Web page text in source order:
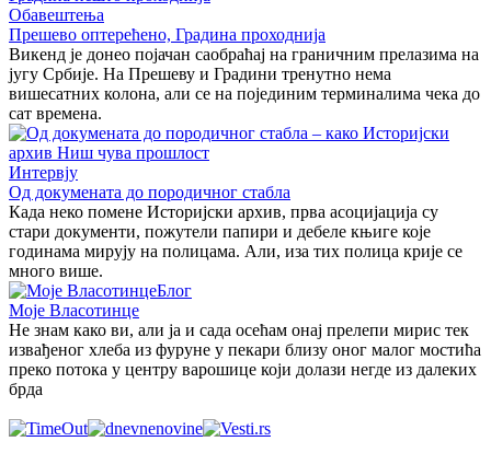
Обавештења
Прешево оптерећено, Градина проходнија
Викенд је донео појачан саобраћај на граничним прелазима на
југу Србије. На Прешеву и Градини тренутно нема
вишесатних колона, али се на појединим терминалима чека до
сат времена.
Интервју
Од докумената до породичног стабла
Када неко помене Историјски архив, прва асоцијација су
стари документи, пожутели папири и дебеле књиге које
годинама мирују на полицама. Али, иза тих полица крије се
много више.
Блог
Моје Власотинце
Не знам како ви, али ја и сада осећам онај прелепи мирис тек
извађеног хлеба из фуруне у пекари близу оног малог мостића
преко потока у центру варошице који долази негде из далеких
брда